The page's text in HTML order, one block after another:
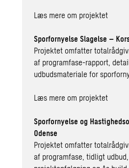
Læs mere om projektet
Sporfornyelse Slagelse –
Projektet omfatter
af programfase-rapport,
udbudsmateriale for
Læs mere om projektet
Sporfornyelse og
Odense
Projektet omfatter
af programfase, tidligt